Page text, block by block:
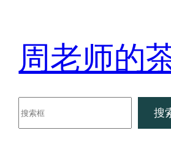
周老师的
搜